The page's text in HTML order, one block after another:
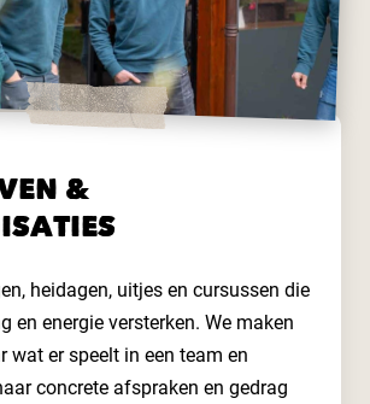
&
heidagen, uitjes en cursussen die
en energie versterken. We maken
wat er speelt in een team en
concrete afspraken en gedrag